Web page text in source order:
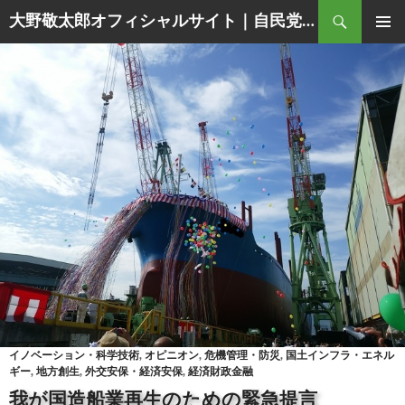
大野敬太郎オフィシャルサイト｜自民党香川３区衆議院議員
Search
イノベーション・科学技術, オピニオン, 危機管理・防災, 国土インフラ・エネル
ギー, 地方創生, 外交安保・経済安保, 経済財政金融
我が国造船業再生のための緊急提言